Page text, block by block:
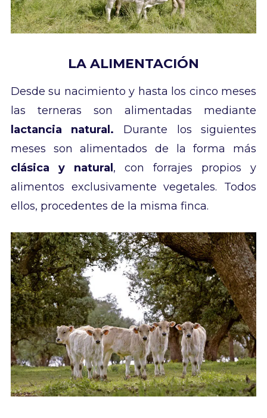
LA ALIMENTACIÓN
Desde su nacimiento y hasta los cinco meses
las terneras son alimentadas mediante
lactancia natural. Durante los siguientes
meses son alimentados de la forma más
clásica y natural, con forrajes propios y
alimentos exclusivamente vegetales. Todos
ellos, procedentes de la misma finca.